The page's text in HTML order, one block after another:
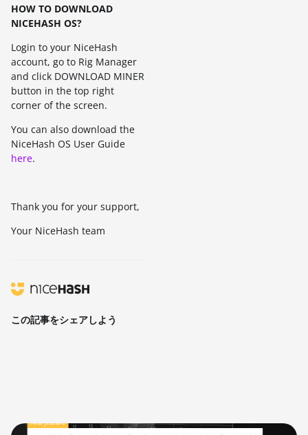
HOW TO DOWNLOAD
NICEHASH OS?
Login to your NiceHash
account, go to Rig Manager
and click DOWNLOAD MINER
button in the top right
corner of the screen.
You can also download the
NiceHash OS User Guide
here.
Thank you for your support,
Your NiceHash team
この記事をシェアしよう